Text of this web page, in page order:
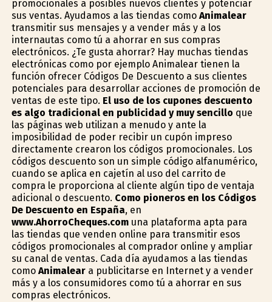
promocionales a posibles nuevos clientes y potenciar
sus ventas. Ayudamos a las tiendas como Animalear
transmitir sus mensajes y a vender más y a los
internautas como tú a ahorrar en sus compras
electrónicos. ¿Te gusta ahorrar? Hay muchas tiendas
electrónicas como por ejemplo Animalear tienen la
función ofrecer Códigos De Descuento a sus clientes
potenciales para desarrollar acciones de promoción de
ventas de este tipo. El uso de los cupones descuento
es algo tradicional en publicidad y muy sencillo que
las páginas web utilizan a menudo y ante la
imposibilidad de poder recibir un cupón impreso
directamente crearon los códigos promocionales. Los
códigos descuento son un simple código alfanumérico,
cuando se aplica en cajetín al uso del carrito de
compra le proporciona al cliente algún tipo de ventaja
adicional o descuento. Como pioneros en los Códigos
De Descuento en España, en
www.AhorroCheques.comuna plataforma apta para
las tiendas que venden online para transmitir esos
códigos promocionales al comprador online y ampliar
su canal de ventas. Cada día ayudamos a las tiendas
como Animaleara publicitarse en Internet y a vender
más y a los consumidores como tú a ahorrar en sus
compras electrónicos.